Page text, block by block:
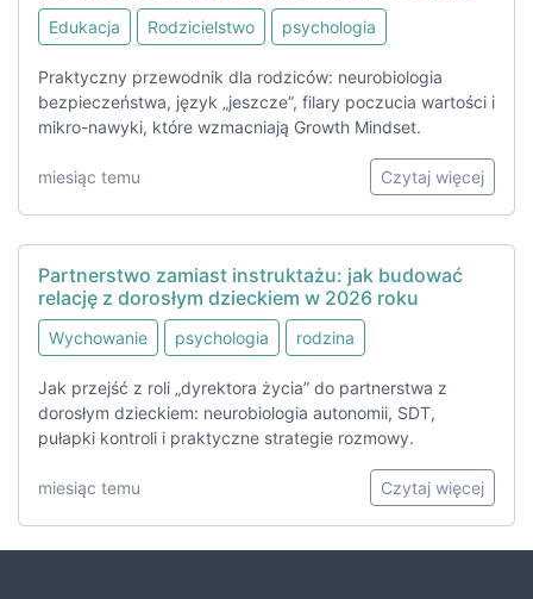
Edukacja Rodzicielstwo psychologia
Praktyczny przewodnik dla rodziców: neurobiologia
bezpieczeństwa, język „jeszcze”, filary poczucia wartości i
mikro-nawyki, które wzmacniają Growth Mindset.
miesiąc temu Czytaj więcej
Partnerstwo zamiast instruktażu: jak budować
relację z dorosłym dzieckiem w 2026 roku
Wychowanie psychologia rodzina
Jak przejść z roli „dyrektora życia” do partnerstwa z
dorosłym dzieckiem: neurobiologia autonomii, SDT,
pułapki kontroli i praktyczne strategie rozmowy.
miesiąc temu Czytaj więcej